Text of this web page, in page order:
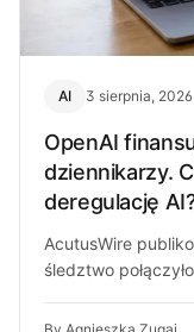
AI 3 sierpnia, 2026
OpenAI
dziennikarzy.
deregulację
AcutusWire
śledztwo